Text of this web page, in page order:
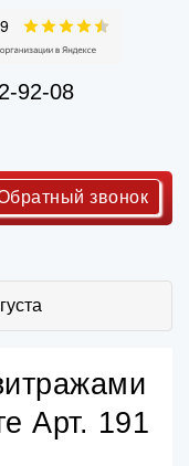
92-08
звонок
Арт. 191